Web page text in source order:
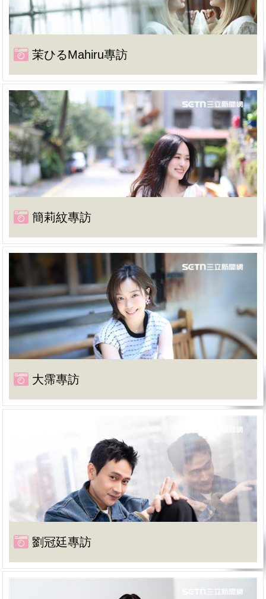
茉ひるMahiru專訪
簡莉紋專訪
大霈專訪
劉冠廷專訪